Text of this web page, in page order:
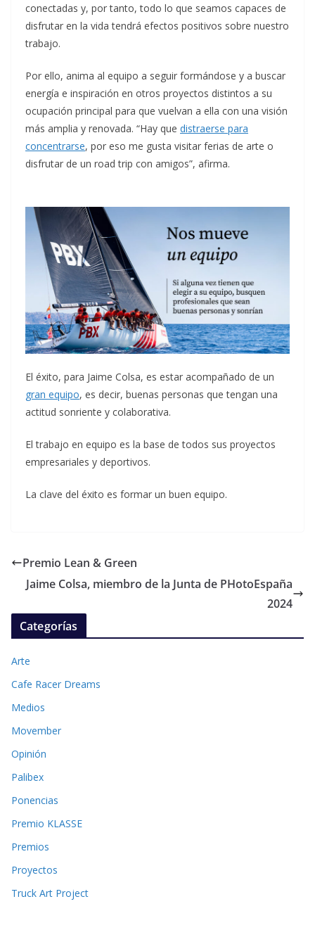
conectadas y, por tanto, todo lo que seamos capaces de
disfrutar en la vida tendrá efectos positivos sobre nuestro
trabajo.
Por ello, anima al equipo a seguir formándose y a buscar
energía e inspiración en otros proyectos distintos a su
ocupación principal para que vuelvan a ella con una visión
más amplia y renovada. “Hay que distraerse para
concentrarse, por eso me gusta visitar ferias de arte o
disfrutar de un road trip con amigos”, afirma.
El éxito, para Jaime Colsa, es estar acompañado de un
gran equipo, es decir, buenas personas que tengan una
actitud sonriente y colaborativa.
El trabajo en equipo es la base de todos sus proyectos
empresariales y deportivos.
La clave del éxito es formar un buen equipo.
Premio Lean & Green
Jaime Colsa, miembro de la Junta de PHotoEspaña
2024
Categorías
Arte
Cafe Racer Dreams
Medios
Movember
Opinión
Palibex
Ponencias
Premio KLASSE
Premios
Proyectos
Truck Art Project